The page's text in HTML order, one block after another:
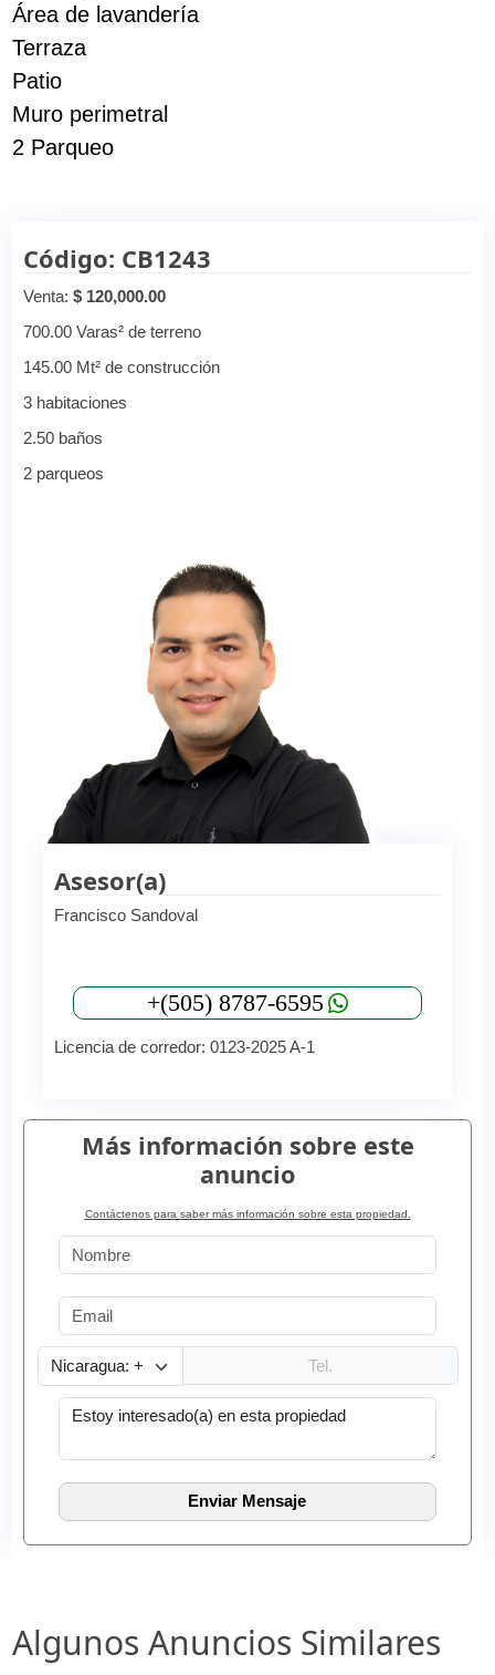
Área de lavandería
Terraza
Patio
Muro perimetral
2 Parqueo
Código: CB1243
Venta:$ 120,000.00
700.00 Varas² de terreno
145.00 Mt² de construcción
3 habitaciones
2.50 baños
2 parqueos
Asesor(a)
Francisco Sandoval
+(505) 8787-6595
Licencia de corredor: 0123-2025 A-1
Más información sobre este
anuncio
Contáctenos para saber más información sobre esta propiedad.
Algunos Anuncios Similares